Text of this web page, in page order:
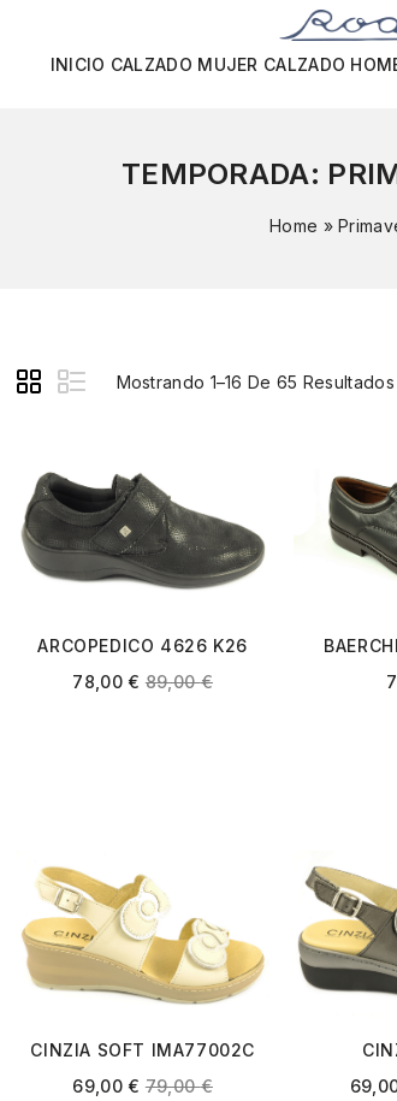
INICIO CALZADO MUJER CALZADO
TEMPORADA:
Home »
Mostrando 1–16 De 65 Resultados
ARCOPEDICO 4626 K26
NEGRO
78,00 € 89,00€
CINZIA SOFT IMA77002C
001 BEIGE
69,00 € 79,00€